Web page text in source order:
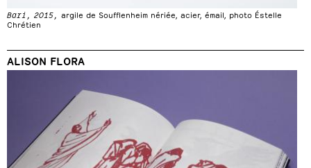
Bari, 2015, argile de Soufflenheim nériée, acier, émail, photo Éstelle
Chrétien
ALISON FLORA